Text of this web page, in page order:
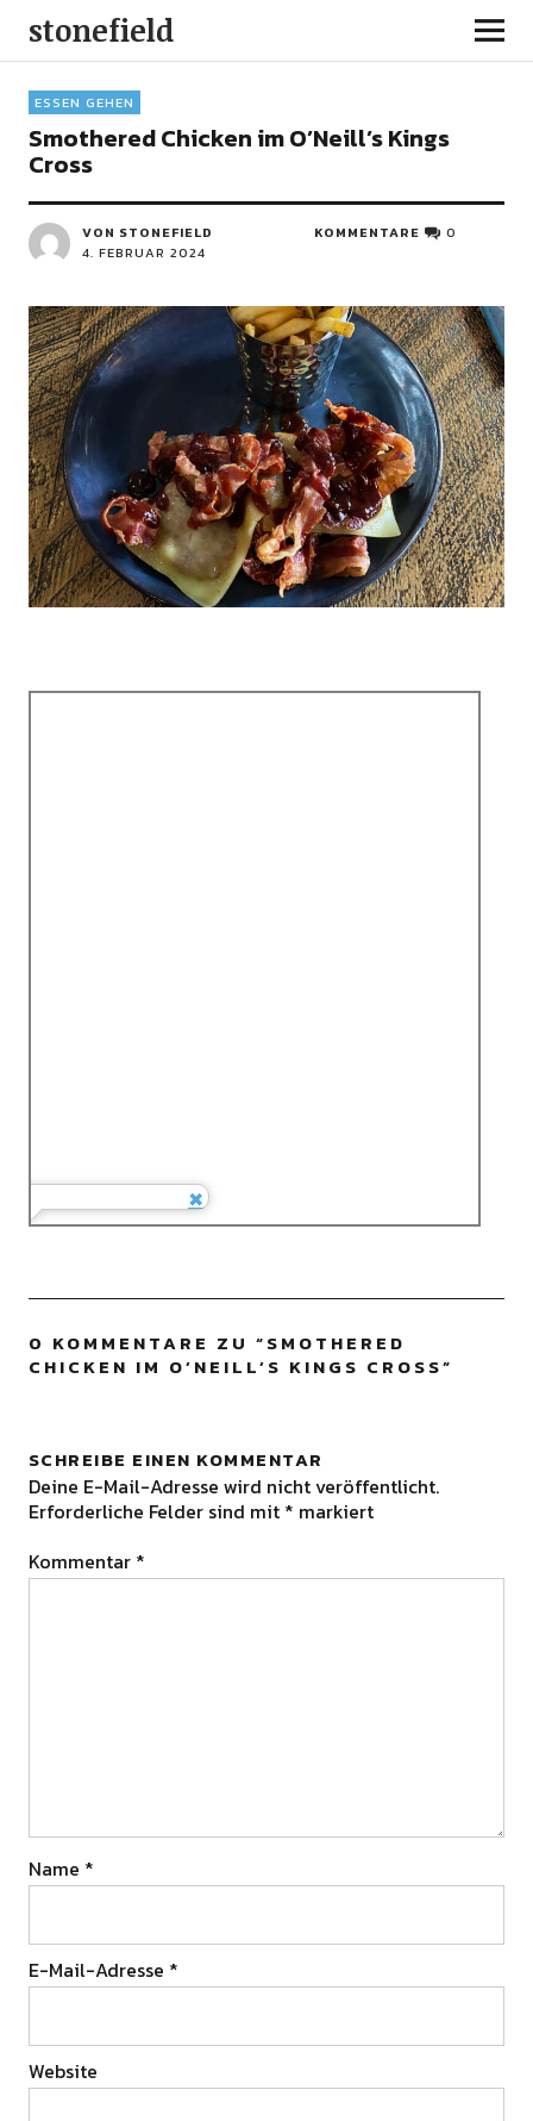
stonefield
ESSEN GEHEN
Smothered Chicken im O’Neill’s Kings
Cross
VON STONEFIELD
4. FEBRUAR 2024
KOMMENTARE 0
0 KOMMENTARE ZU “SMOTHERED
CHICKEN IM O’NEILL’S KINGS CROSS”
SCHREIBE EINEN KOMMENTAR
Deine E-Mail-Adresse wird nicht veröffentlicht.
Erforderliche Felder sind mit * markiert
Kommentar *
Name *
E-Mail-Adresse *
Website